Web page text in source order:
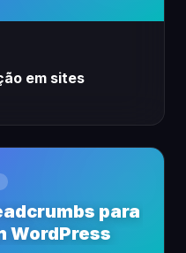
em sites
para
WordPress